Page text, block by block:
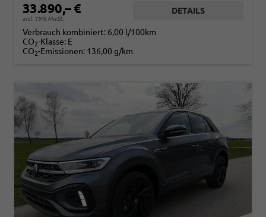
33.890,– €
incl. 19% MwSt.
DETAILS
Verbrauch kombiniert: 6,00 l/100km
CO2-Klasse: E
CO2-Emissionen: 136,00 g/km